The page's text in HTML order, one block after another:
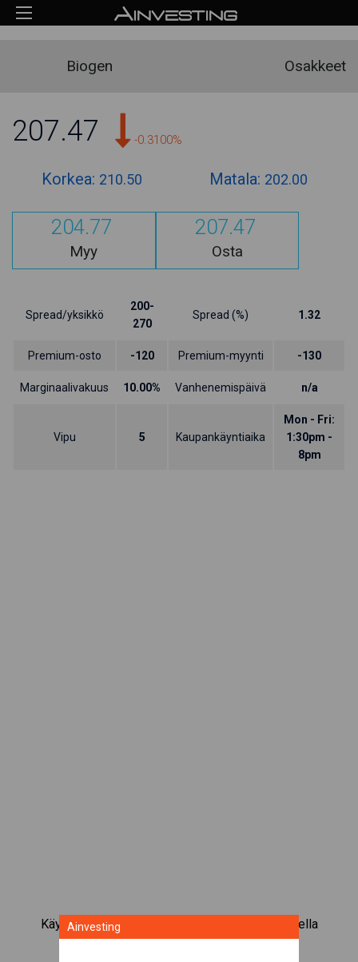
Biogen Osakkeet
207.47 -0.3100%
Korkea: 210.50 Matala: 202.00
204.77
Myy
207.47
Osta
Spread/yksikkö
200-
270
Spread (%) 1.32
Premium-osto -120 Premium-myynti -130
Marginaalivakuus 10.00% Vanhenemispäivä n/a
Vipu 5 Kaupankäyntiaika
Mon - Fri:
1:30pm -
8pm
Käy kauppaa yli 1 000 kansainvälisellä osakkeella
Ainvestingin CFD-kaupankäyntialustalla.
Ainvesting